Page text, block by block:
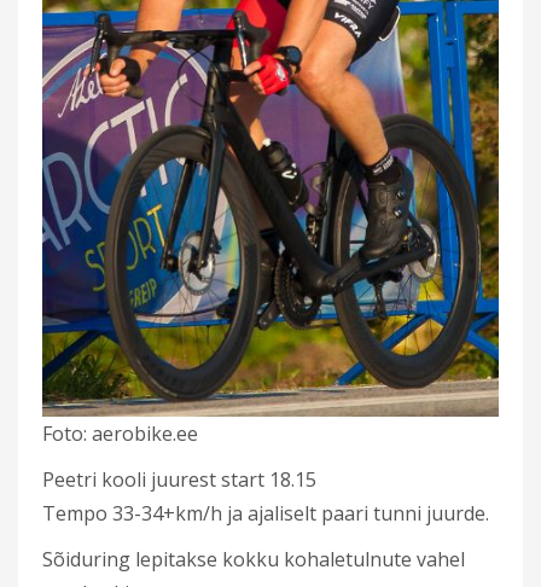
Foto: aerobike.ee
Peetri kooli juurest start 18.15
Tempo 33-34+km/h ja ajaliselt paari tunni juurde.
Sõiduring lepitakse kokku kohaletulnute vahel